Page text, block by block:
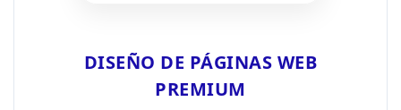
DISEÑO DE PÁGINAS WEB
PREMIUM